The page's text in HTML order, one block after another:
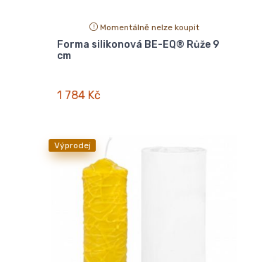
Momentálně nelze koupit
Forma silikonová BE-EQ® Růže 9
cm
1 784 Kč
Výprodej